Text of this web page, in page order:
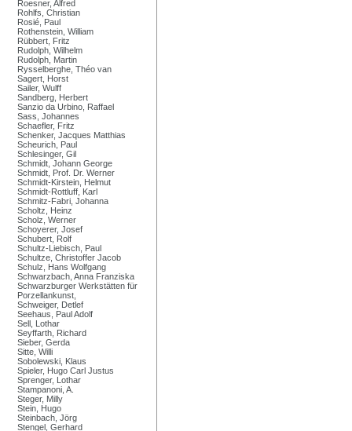
Roesner, Alfred
Rohlfs, Christian
Rosié, Paul
Rothenstein, William
Rübbert, Fritz
Rudolph, Wilhelm
Rudolph, Martin
Rysselberghe, Théo van
Sagert, Horst
Sailer, Wulff
Sandberg, Herbert
Sanzio da Urbino, Raffael
Sass, Johannes
Schaefler, Fritz
Schenker, Jacques Matthias
Scheurich, Paul
Schlesinger, Gil
Schmidt, Johann George
Schmidt, Prof. Dr. Werner
Schmidt-Kirstein, Helmut
Schmidt-Rottluff, Karl
Schmitz-Fabri, Johanna
Scholtz, Heinz
Scholz, Werner
Schoyerer, Josef
Schubert, Rolf
Schultz-Liebisch, Paul
Schultze, Christoffer Jacob
Schulz, Hans Wolfgang
Schwarzbach, Anna Franziska
Schwarzburger Werkstätten für
Porzellankunst,
Schweiger, Detlef
Seehaus, Paul Adolf
Sell, Lothar
Seyffarth, Richard
Sieber, Gerda
Sitte, Willi
Sobolewski, Klaus
Spieler, Hugo Carl Justus
Sprenger, Lothar
Stampanoni, A.
Steger, Milly
Stein, Hugo
Steinbach, Jörg
Stengel, Gerhard